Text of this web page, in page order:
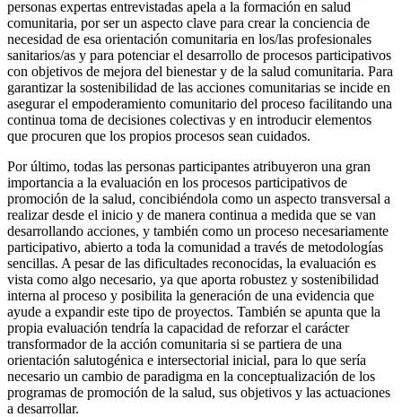
personas expertas entrevistadas apela a la formación en salud
comunitaria, por ser un aspecto clave para crear la conciencia de
necesidad de esa orientación comunitaria en los/las profesionales
sanitarios/as y para potenciar el desarrollo de procesos participativos
con objetivos de mejora del bienestar y de la salud comunitaria. Para
garantizar la sostenibilidad de las acciones comunitarias se incide en
asegurar el empoderamiento comunitario del proceso facilitando una
continua toma de decisiones colectivas y en introducir elementos
que procuren que los propios procesos sean cuidados.
Por último, todas las personas participantes atribuyeron una gran
importancia a la evaluación en los procesos participativos de
promoción de la salud, concibiéndola como un aspecto transversal a
realizar desde el inicio y de manera continua a medida que se van
desarrollando acciones, y también como un proceso necesariamente
participativo, abierto a toda la comunidad a través de metodologías
sencillas. A pesar de las dificultades reconocidas, la evaluación es
vista como algo necesario, ya que aporta robustez y sostenibilidad
interna al proceso y posibilita la generación de una evidencia que
ayude a expandir este tipo de proyectos. También se apunta que la
propia evaluación tendría la capacidad de reforzar el carácter
transformador de la acción comunitaria si se partiera de una
orientación salutogénica e intersectorial inicial, para lo que sería
necesario un cambio de paradigma en la conceptualización de los
programas de promoción de la salud, sus objetivos y las actuaciones
a desarrollar.